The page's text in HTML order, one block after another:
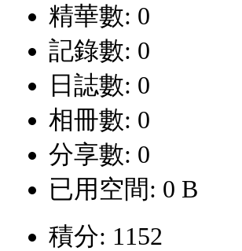
精華數: 0
記錄數: 0
日誌數: 0
相冊數: 0
分享數: 0
已用空間: 0 B
積分: 1152